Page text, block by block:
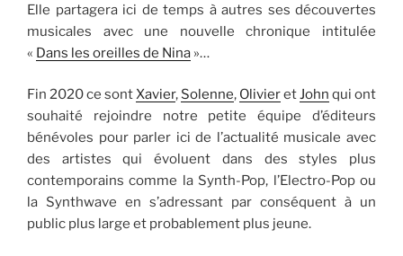
Elle partagera ici de temps à autres ses découvertes
musicales avec une nouvelle chronique intitulée
« Dans les oreilles de Nina »…
Fin 2020 ce sontXavier, Solenne, OlivieretJohn qui ont
souhaité rejoindre notre petite équipe d’éditeurs
bénévoles pour parler ici de l’actualité musicale avec
des artistes qui évoluent dans des styles plus
contemporains comme la Synth-Pop, l’Electro-Pop ou
la Synthwave en s’adressant par conséquent à un
public plus large et probablement plus jeune.